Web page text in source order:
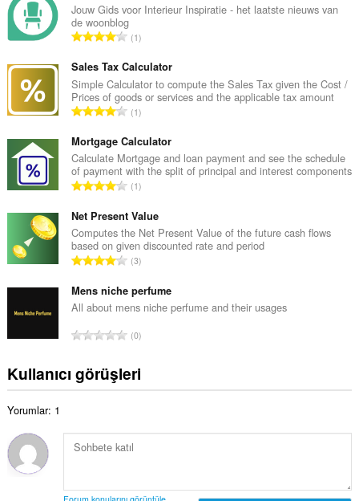
Jouw Gids voor Interieur Inspiratie - het laatste nieuws van
de woonblog
T
p
l
a
m
y
s
a
y
ı
s
ı
:
1
Sales Tax Calculator
Simple Calculator to compute the Sales Tax given the Cost /
Prices of goods or services and the applicable tax amount
T
p
l
a
m
y
s
a
y
ı
s
:
1
Mortgage Calculator
Calculate Mortgage and loan payment and see the schedule
of payment with the split of principal and interest components
T
p
l
a
m
y
s
a
y
s
ı
1
Net Present Value
Computes the Net Present Value of the future cash flows
based on given discounted rate and period
T
p
l
m
y
s
ı
s
3
Mens niche perfume
All about mens niche perfume and their usages
T
l
o
y
y
0
Kullanıcı görüşleri
Yorumlar: 1